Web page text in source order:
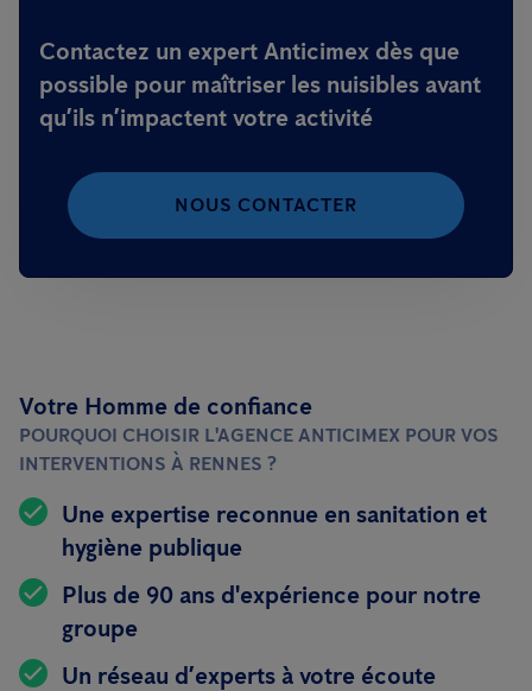
Contactez un expert Anticimex dès que
possible pour maîtriser les nuisibles avant
qu’ils n’impactent votre activité
NOUS CONTACTER
Votre Homme de confiance
POURQUOI CHOISIR L'AGENCE ANTICIMEX POUR VOS
INTERVENTIONS À RENNES ?
Une expertise reconnue en sanitation et
hygiène publique
Plus de 90 ans d'expérience pour notre
groupe
Un réseau d’experts à votre écoute